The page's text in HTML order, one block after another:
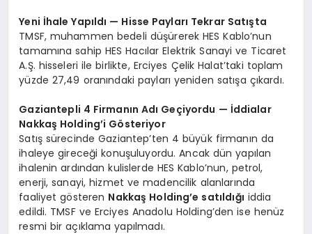
Yeni İhale Yapıldı — Hisse Payları Tekrar Satışta
TMSF, muhammen bedeli düşürerek HES Kablo’nun
tamamına sahip HES Hacılar Elektrik Sanayi ve Ticaret
A.Ş. hisseleri ile birlikte, Erciyes Çelik Halat’taki toplam
yüzde 27,49 oranındaki payları yeniden satışa çıkardı.
Gaziantepli 4 Firmanın Adı Geçiyordu — İddialar
Nakkaş Holding’i Gösteriyor
Satış sürecinde Gaziantep’ten 4 büyük firmanın da
ihaleye gireceği konuşuluyordu. Ancak dün yapılan
ihalenin ardından kulislerde HES Kablo’nun, petrol,
enerji, sanayi, hizmet ve madencilik alanlarında
faaliyet gösteren Nakkaş Holding’e satıldığı iddia
edildi. TMSF ve Erciyes Anadolu Holding’den ise henüz
resmi bir açıklama yapılmadı.